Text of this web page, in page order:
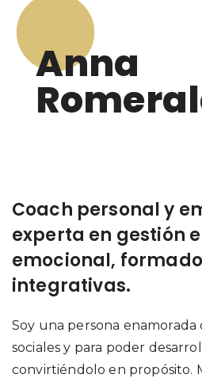
Anna
Coach personal y
experta en gestión
emocional,
integrativas.
Soy una persona enamorada
sociales y para poder
convirtiéndolo en propósito.